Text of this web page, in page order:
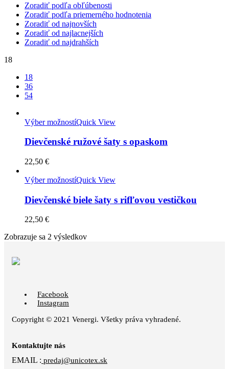
Zoradiť podľa obľúbenosti
Zoradiť podľa priemerného hodnotenia
Zoradiť od najnovších
Zoradiť od najlacnejších
Zoradiť od najdrahších
18
18
36
54
Výber možnostíQuick View
Dievčenské ružové šaty s opaskom
22,50 €
Výber možnostíQuick View
Dievčenské biele šaty s rifľovou vestičkou
22,50 €
Zobrazuje sa 2 výsledkov
Facebook
Instagram
Copyright © 2021 Venergi. Všetky práva vyhradené.
Kontaktujte nás
EMAIL : predaj@unicotex.sk